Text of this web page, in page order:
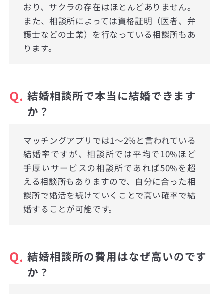
おり、サクラの存在はほとんどありません。
また、相談所によっては資格証明（医者、弁
護士などの士業）を行なっている相談所もあ
ります。
Q. 結婚相談所で本当に結婚できます
か？
マッチングアプリでは1〜2%と言われている
結婚率ですが、相談所では平均で10%ほど
手厚いサービスの相談所であれば50%を超
える相談所もありますので、自分に合った相
談所で婚活を続けていくことで高い確率で結
婚することが可能です。
Q. 結婚相談所の費用はなぜ高いのです
か？